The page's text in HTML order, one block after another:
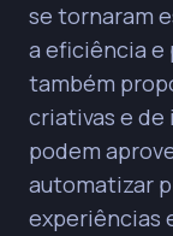
a
se tornaram
a eficiência e
também
criativas e de
podem
automatizar
experiências